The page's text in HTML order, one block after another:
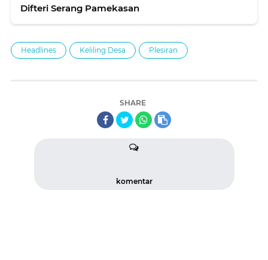
Difteri Serang Pamekasan
Headlines Keliling Desa Plesiran
SHARE
komentar